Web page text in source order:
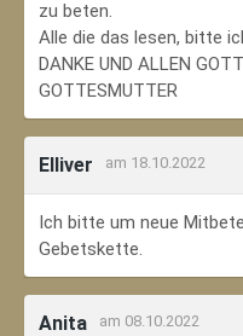
zu beten.
Alle die das lesen, bitte
DANKE UND ALLEN
GOTTESMUTTER
Elliver am 18.10.2022
Ich bitte um neue
Gebetskette.
Anita am 08.10.2022